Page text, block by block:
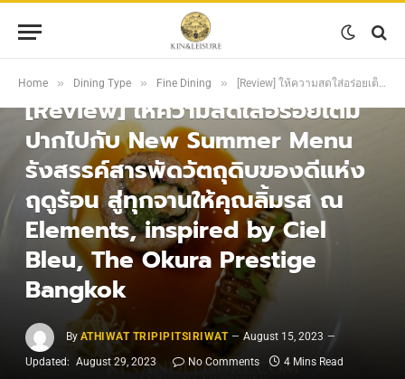
Home » Dining Type » Fine Dining » [Review] ให้ความสดใส่อร่อยเต็มปากไปกับ New Summer Menu รังสรรค์สารพัดวัตถุดิบของดีแห่งฤดูร้อน สู่ทุกจานให้คุณลิ้มรส ณ Elements, inspired by Ciel Bleu, The Okura Prestige Bangkok
[Review] ให้ความสดใส่อร่อยเต็ม
ปากไปกับ New Summer Menu
รังสรรค์สารพัดวัตถุดิบของดีแห่ง
ฤดูร้อน สู่ทุกจานให้คุณลิ้มรส ณ
Elements, inspired by Ciel
Bleu, The Okura Prestige
Bangkok
By ATHIWAT TRIPIPITSIRIWAT
August 15, 2023
Updated: August 29, 2023 No Comments 4 Mins Read